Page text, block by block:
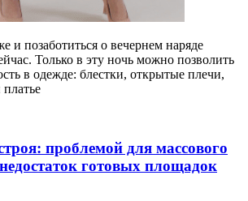
и позаботиться о вечернем наряде
Только в эту ночь можно позволить
в одежде: блестки, открытые плечи,
проблемой для массового
готовых площадок